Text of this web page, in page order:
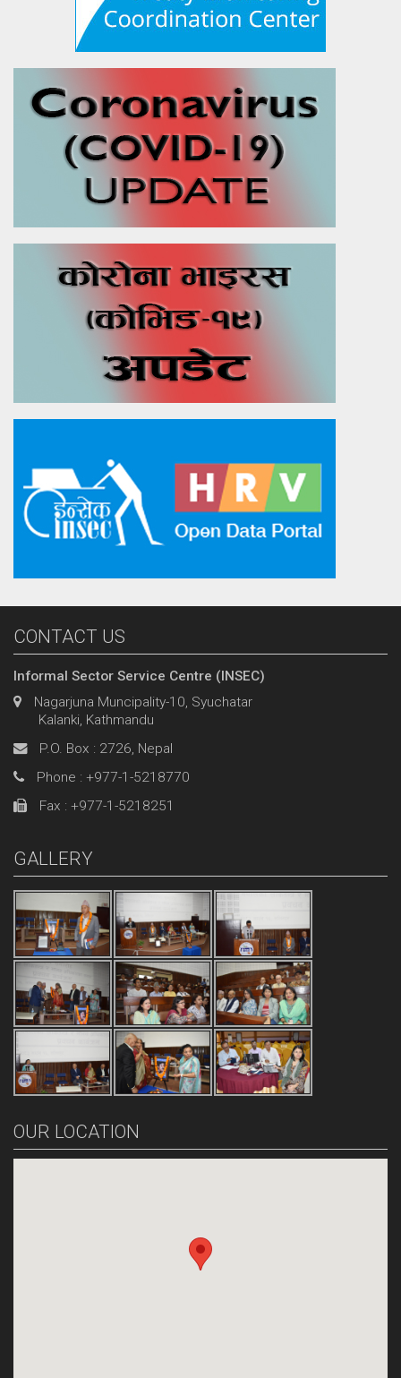
CONTACT US
Informal Sector Service Centre (INSEC)
Nagarjuna Muncipality-10, Syuchatar
Kalanki, Kathmandu
P.O. Box : 2726, Nepal
Phone : +977-1-5218770
Fax : +977-1-5218251
GALLERY
OUR LOCATION